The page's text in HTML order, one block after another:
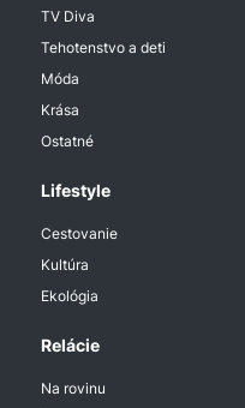
TV Diva
Tehotenstvo a deti
Móda
Krása
Ostatné
Lifestyle
Cestovanie
Kultúra
Ekológia
Relácie
Na rovinu